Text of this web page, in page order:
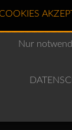
€
Enthält
Nur